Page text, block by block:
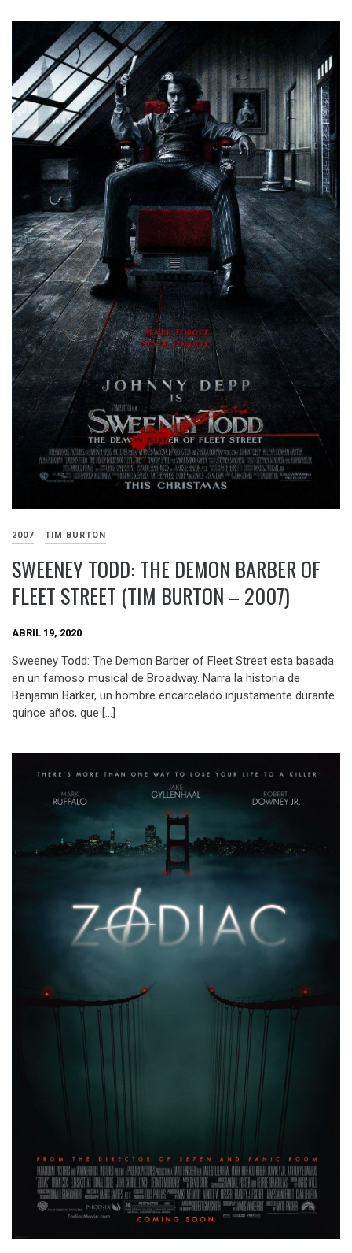
2007 TIM BURTON
SWEENEY TODD: THE DEMON BARBER OF
FLEET STREET (TIM BURTON – 2007)
ABRIL 19, 2020
Sweeney Todd: The Demon Barber of Fleet Street esta basada
en un famoso musical de Broadway. Narra la historia de
Benjamin Barker, un hombre encarcelado injustamente durante
quince años, que […]